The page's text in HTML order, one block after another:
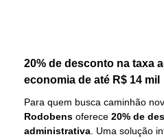
20% de desconto na taxa
economia de até R$ 14 mil
Para quem busca caminhão
Rodobens oferece 20% de
administrativa . Uma solução